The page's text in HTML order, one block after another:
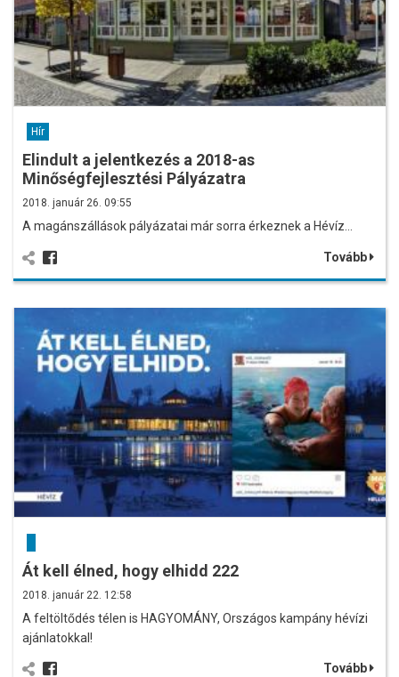
Hír
Elindult a jelentkezés a 2018-as
Minőségfejlesztési Pályázatra
2018. január 26. 09:55
A magánszállások pályázatai már sorra érkeznek a Hévíz…
Tovább
Át kell élned, hogy elhidd 222
2018. január 22. 12:58
A feltöltődés télen is HAGYOMÁNY, Országos kampány hévízi
ajánlatokkal!
Tovább